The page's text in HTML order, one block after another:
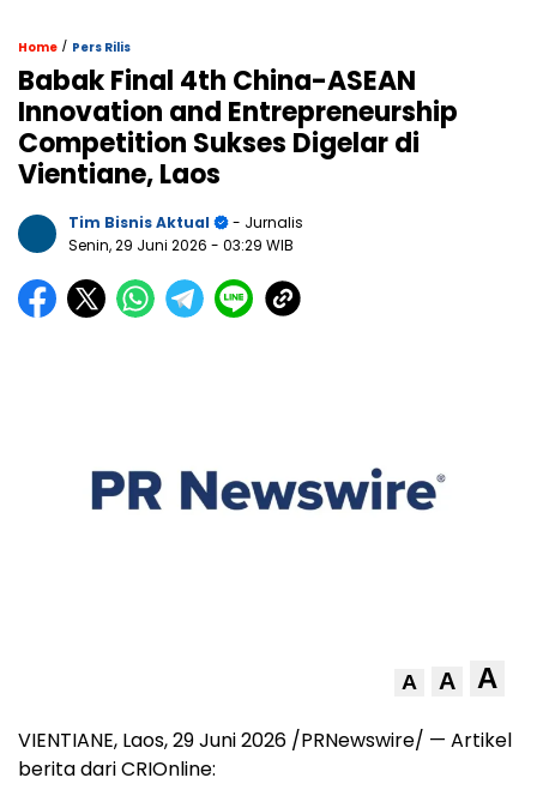
Home / Pers Rilis
Babak Final 4th China-ASEAN
Innovation and Entrepreneurship
Competition Sukses Digelar di
Vientiane, Laos
Tim Bisnis Aktual
- Jurnalis
Senin, 29 Juni 2026 - 03:29 WIB
A A A
VIENTIANE, Laos, 29 Juni 2026 /PRNewswire/ — Artikel
berita dari CRIOnline: